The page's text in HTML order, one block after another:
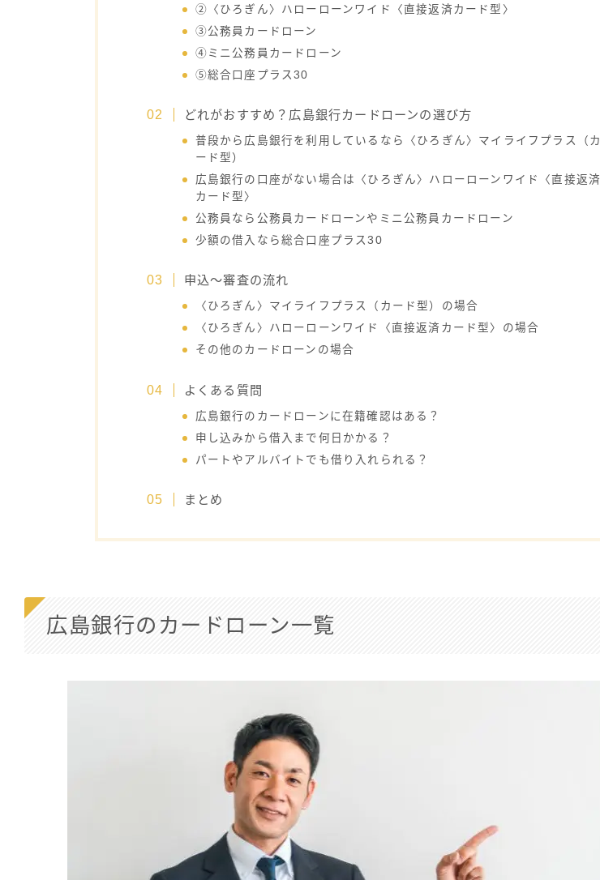
②〈ひろぎん〉ハローローンワイド〈直接返済カード型〉
③公務員カードローン
④ミニ公務員カードローン
⑤総合口座プラス30
どれがおすすめ？広島銀行カードローンの選び方
普段から広島銀行を利用しているなら〈ひろぎん〉マイライフプラス（カ
ード型）
広島銀行の口座がない場合は〈ひろぎん〉ハローローンワイド〈直接返済
カード型〉
公務員なら公務員カードローンやミニ公務員カードローン
少額の借入なら総合口座プラス30
申込～審査の流れ
〈ひろぎん〉マイライフプラス（カード型）の場合
〈ひろぎん〉ハローローンワイド〈直接返済カード型〉の場合
その他のカードローンの場合
よくある質問
広島銀行のカードローンに在籍確認はある？
申し込みから借入まで何日かかる？
パートやアルバイトでも借り入れられる？
まとめ
広島銀行のカードローン一覧